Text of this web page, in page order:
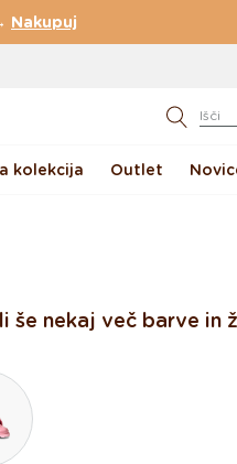
Nakupuj
Išči
kolekcija Outlet
še nekaj več barve in